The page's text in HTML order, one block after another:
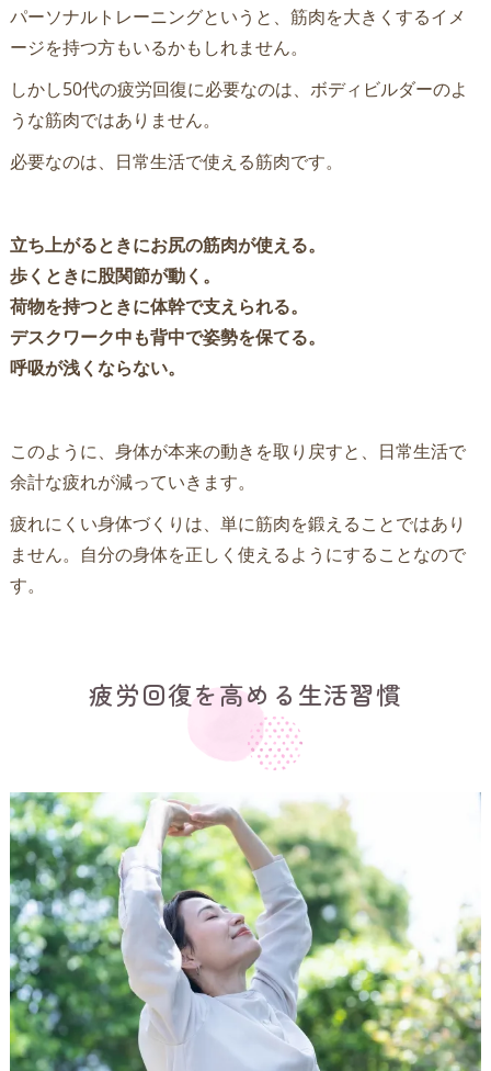
パーソナルトレーニングというと、筋肉を大きくするイメ
ージを持つ方もいるかもしれません。
しかし50代の疲労回復に必要なのは、ボディビルダーのよ
うな筋肉ではありません。
必要なのは、日常生活で使える筋肉です。
立ち上がるときにお尻の筋肉が使える。
歩くときに股関節が動く。
荷物を持つときに体幹で支えられる。
デスクワーク中も背中で姿勢を保てる。
呼吸が浅くならない。
このように、身体が本来の動きを取り戻すと、日常生活で
余計な疲れが減っていきます。
疲れにくい身体づくりは、単に筋肉を鍛えることではあり
ません。自分の身体を正しく使えるようにすることなので
す。
疲労回復を高める生活習慣